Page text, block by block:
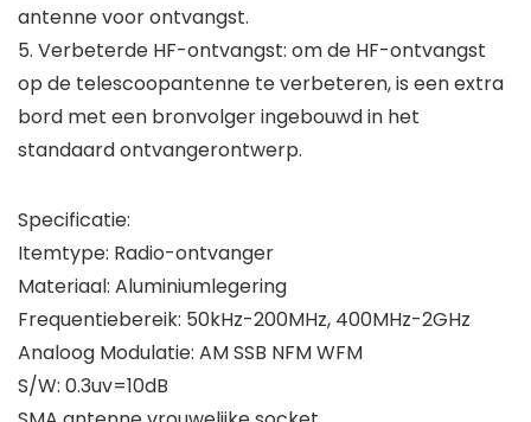
antenne voor ontvangst.
5. Verbeterde HF-ontvangst: om de HF-ontvangst
op de telescoopantenne te verbeteren, is een extra
bord met een bronvolger ingebouwd in het
standaard ontvangerontwerp.
Specificatie:
Itemtype: Radio-ontvanger
Materiaal: Aluminiumlegering
Frequentiebereik: 50kHz-200MHz, 400MHz-2GHz
Analoog Modulatie: AM SSB NFM WFM
S/W: 0.3uv=10dB